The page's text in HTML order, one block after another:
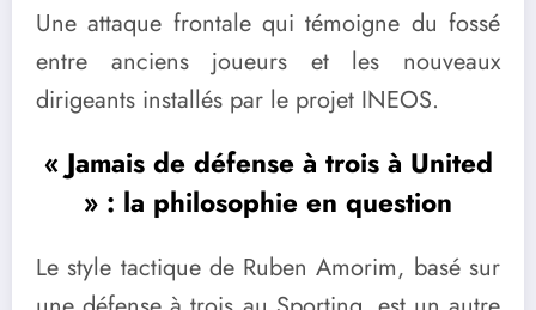
Une attaque frontale qui témoigne du fossé
entre anciens joueurs et les nouveaux
dirigeants installés par le projet INEOS.
« Jamais de défense à trois à United
» : la philosophie en question
Le style tactique de Ruben Amorim, basé sur